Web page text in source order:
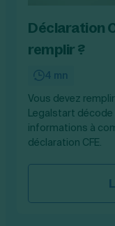
Déclaration
remplir ?
4 mn
Vous devez
Legalstart décode
informations à
déclaration CFE.